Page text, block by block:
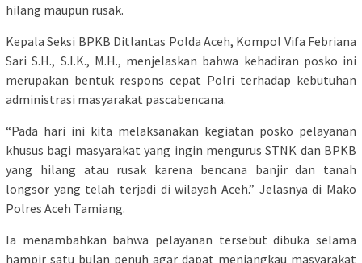
hilang maupun rusak.
Kepala Seksi BPKB Ditlantas Polda Aceh, Kompol Vifa Febriana
Sari S.H., S.I.K., M.H., menjelaskan bahwa kehadiran posko ini
merupakan bentuk respons cepat Polri terhadap kebutuhan
administrasi masyarakat pascabencana.
“Pada hari ini kita melaksanakan kegiatan posko pelayanan
khusus bagi masyarakat yang ingin mengurus STNK dan BPKB
yang hilang atau rusak karena bencana banjir dan tanah
longsor yang telah terjadi di wilayah Aceh.” Jelasnya di Mako
Polres Aceh Tamiang.
Ia menambahkan bahwa pelayanan tersebut dibuka selama
hampir satu bulan penuh agar dapat menjangkau masyarakat